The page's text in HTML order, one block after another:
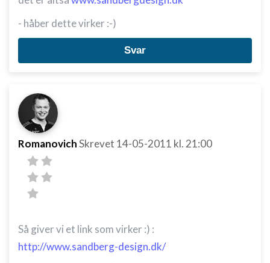
- håber dette virker :-)
Svar
RomanovichSkrevet 14-05-2011 kl. 21:00
Så giver vi et link som virker :) :
http://www.sandberg-design.dk/